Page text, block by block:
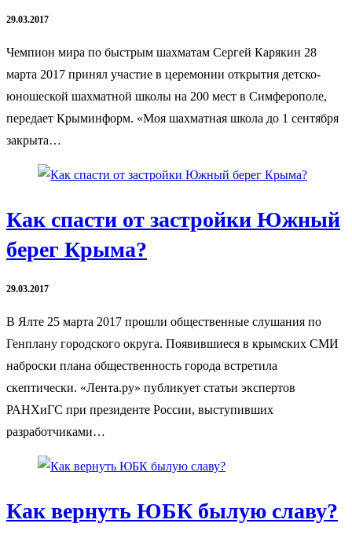
29.03.2017
Чемпион мира по быстрым шахматам Сергей Карякин 28
марта 2017 принял участие в церемонии открытия детско-
юношеской шахматной школы на 200 мест в Симферополе,
передает Крыминформ. «Моя шахматная школа до 1 сентября
закрыта…
Как спасти от застройки Южный
берег Крыма?
29.03.2017
В Ялте 25 марта 2017 прошли общественные слушания по
Генплану городского округа. Появившиеся в крымских СМИ
наброски плана общественность города встретила
скептически. «Лента.ру» публикует статьи экспертов
РАНХиГС при президенте России, выступивших
разработчиками…
Как вернуть ЮБК былую славу?